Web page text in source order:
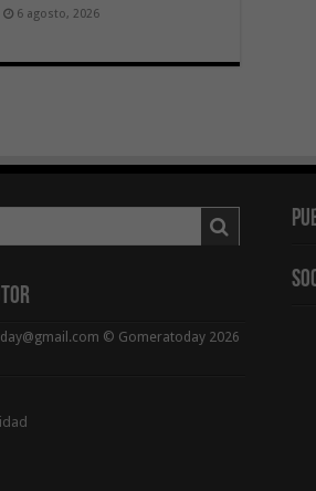
6 agosto, 2026
© Gomeratoday 2026